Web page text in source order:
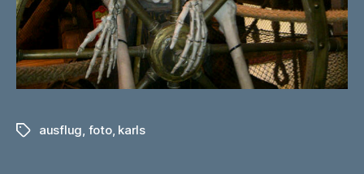
Schlagwörter
ausflug, foto, karls